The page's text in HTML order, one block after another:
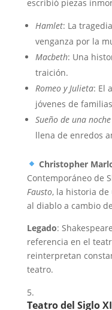
escribió piezas
Hamlet: La
venganza por la
Macbeth: Una
traición.
Romeo y Julieta: El
jóvenes de
Sueño de una
llena de enredos
Christopher
Contemporáneo de
Fausto, la historia de
al diablo a cambio
Legado:
referencia en el
reinterpretan
teatro.
Teatro del Siglo